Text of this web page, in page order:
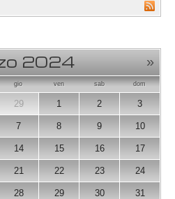
2024 »
gio ven sab dom
29 1 2 3
7 8 9 10
14 15 16 17
21 22 23 24
28 29 30 31